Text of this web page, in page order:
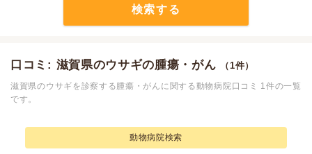
検索する
口コミ: 滋賀県のウサギの腫瘍・がん （1件）
滋賀県のウサギを診察する腫瘍・がんに関する動物病院口コミ 1件の一覧
です。
動物病院検索